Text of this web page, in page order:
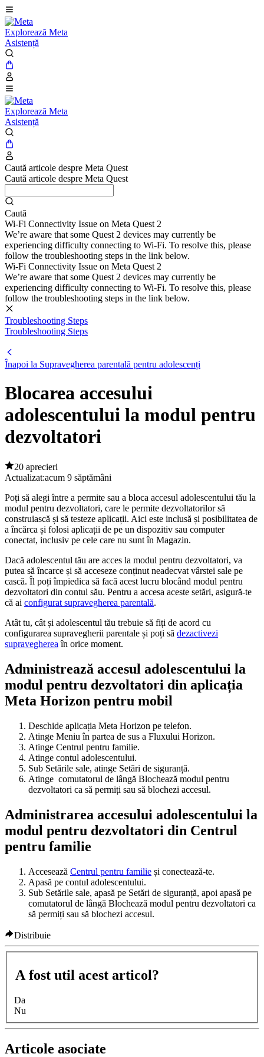
Explorează Meta
Asistență
Explorează Meta
Asistență
Caută articole despre Meta Quest
Caută articole despre Meta Quest
Caută
Wi-Fi Connectivity Issue on Meta Quest 2
We’re aware that some Quest 2 devices may currently be
experiencing difficulty connecting to Wi-Fi. To resolve this, please
follow the troubleshooting steps in the link below.
Wi-Fi Connectivity Issue on Meta Quest 2
We’re aware that some Quest 2 devices may currently be
experiencing difficulty connecting to Wi-Fi. To resolve this, please
follow the troubleshooting steps in the link below.
Troubleshooting Steps
Troubleshooting Steps
Înapoi la Supravegherea parentală pentru adolescenți
Blocarea accesului
adolescentului la modul pentru
dezvoltatori
20 aprecieri
Actualizat:acum 9 săptămâni
Poți să alegi între a permite sau a bloca accesul adolescentului tău la
modul pentru dezvoltatori, care le permite dezvoltatorilor să
construiască și să testeze aplicații. Aici este inclusă și posibilitatea de
a încărca și folosi aplicații de pe un dispozitiv sau computer
conectat, inclusiv pe cele care nu sunt în Magazin.
Dacă adolescentul tău are acces la modul pentru dezvoltatori, va
putea să încarce și să acceseze conținut neadecvat vârstei sale pe
cască. Îl poți împiedica să facă acest lucru blocând modul pentru
dezvoltatori din contul său. Pentru a accesa aceste setări, asigură-te
că ai configurat supravegherea parentală.
Atât tu, cât și adolescentul tău trebuie să fiți de acord cu
configurarea supravegherii parentale și poți să dezactivezi
supravegherea în orice moment.
Administrează accesul adolescentului la
modul pentru dezvoltatori din aplicația
Meta Horizon pentru mobil
Deschide aplicația Meta Horizon pe telefon.
Atinge Meniu în partea de sus a Fluxului Horizon.
Atinge Centrul pentru familie.
Atinge contul adolescentului.
Sub Setările sale, atinge Setări de siguranță.
Atinge comutatorul de lângă Blochează modul pentru
dezvoltatori ca să permiți sau să blochezi accesul.
Administrarea accesului adolescentului la
modul pentru dezvoltatori din Centrul
pentru familie
Accesează Centrul pentru familie și conectează-te.
Apasă pe contul adolescentului.
Sub Setările sale, apasă pe Setări de siguranță, apoi apasă pe
comutatorul de lângă Blochează modul pentru dezvoltatori ca
să permiți sau să blochezi accesul.
Distribuie
A fost util acest articol?
Da
Nu
Articole asociate